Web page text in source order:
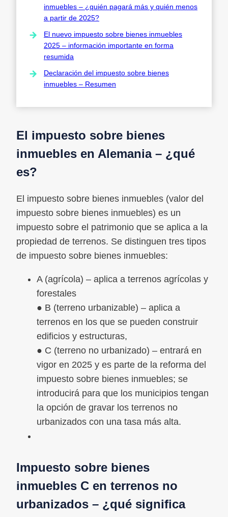
inmuebles – ¿quién pagará más y quién menos
a partir de 2025?
El nuevo impuesto sobre bienes inmuebles
2025 – información importante en forma
resumida
Declaración del impuesto sobre bienes
inmuebles – Resumen
El impuesto sobre bienes
inmuebles en Alemania – ¿qué
es?
El impuesto sobre bienes inmuebles (valor del
impuesto sobre bienes inmuebles) es un
impuesto sobre el patrimonio que se aplica a la
propiedad de terrenos. Se distinguen tres tipos
de impuesto sobre bienes inmuebles:
A (agrícola) – aplica a terrenos agrícolas y
forestales
● B (terreno urbanizable) – aplica a
terrenos en los que se pueden construir
edificios y estructuras,
● C (terreno no urbanizado) – entrará en
vigor en 2025 y es parte de la reforma del
impuesto sobre bienes inmuebles; se
introducirá para que los municipios tengan
la opción de gravar los terrenos no
urbanizados con una tasa más alta.
Impuesto sobre bienes
inmuebles C en terrenos no
urbanizados – ¿qué significa